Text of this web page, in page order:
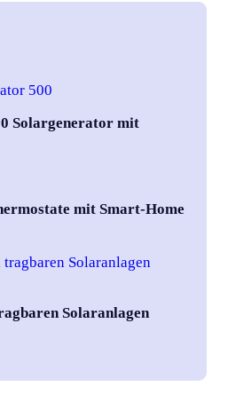
Solargenerator mit
mit Smart-Home
Solaranlagen